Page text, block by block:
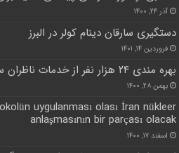
آذر ۲۴, ۱۴۰۰
دستگیری سارقان دینام کولر در البرز
فروردین ۱۴, ۱۴۰۱
بهره مندی ۲۴ هزار نفر از خدمات ناظران سلامت البرز
بهمن ۲۸, ۱۴۰۰
uygulanması olası İran nükleer
anlaşmasının bir parçası olacak
اسفند ۱۷, ۱۴۰۰